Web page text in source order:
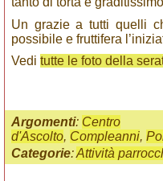
Un grazie a tutti quelli
possibile e fruttifera
Vedi tutte le foto della
Argomenti: Centro
d'Ascolto, Compleanni,
Categorie:Attività